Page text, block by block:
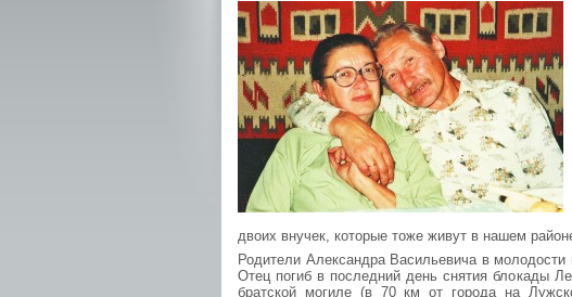
двоих внучек, которые тоже живут в нашем
Родители Александра Васильевича в
Отец погиб в последний день снятия блокады
братской могиле (в 70 км от города на